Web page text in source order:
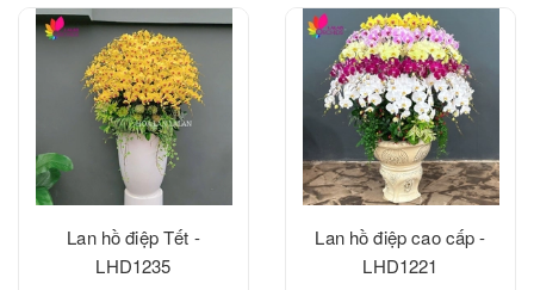
Lan hồ điệp Tết -
LHD1235
Lan hồ điệp cao cấp -
LHD1221